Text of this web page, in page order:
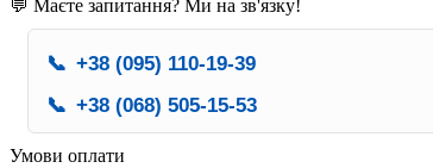
💬 Маєте запитання? Ми на зв'язку!
📞 +38 (095) 110-19-39
📞 +38 (068) 505-15-53
Умови оплати